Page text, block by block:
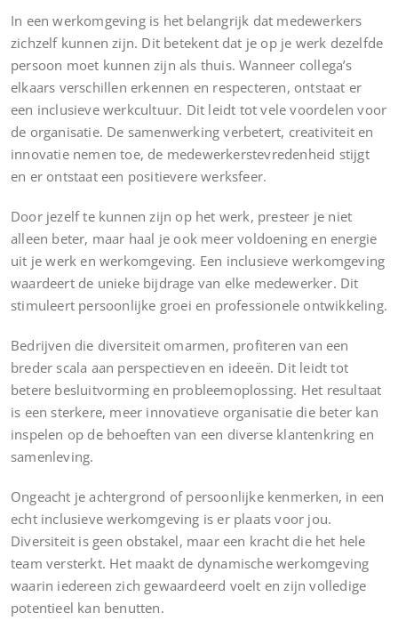
In een werkomgeving is het belangrijk dat medewerkers
zichzelf kunnen zijn. Dit betekent dat je op je werk dezelfde
persoon moet kunnen zijn als thuis. Wanneer collega’s
elkaars verschillen erkennen en respecteren, ontstaat er
een inclusieve werkcultuur. Dit leidt tot vele voordelen voor
de organisatie. De samenwerking verbetert, creativiteit en
innovatie nemen toe, de medewerkerstevredenheid stijgt
en er ontstaat een positievere werksfeer.
Door jezelf te kunnen zijn op het werk, presteer je niet
alleen beter, maar haal je ook meer voldoening en energie
uit je werk en werkomgeving. Een inclusieve werkomgeving
waardeert de unieke bijdrage van elke medewerker. Dit
stimuleert persoonlijke groei en professionele ontwikkeling.
Bedrijven die diversiteit omarmen, profiteren van een
breder scala aan perspectieven en ideeën. Dit leidt tot
betere besluitvorming en probleemoplossing. Het resultaat
is een sterkere, meer innovatieve organisatie die beter kan
inspelen op de behoeften van een diverse klantenkring en
samenleving.
Ongeacht je achtergrond of persoonlijke kenmerken, in een
echt inclusieve werkomgeving is er plaats voor jou.
Diversiteit is geen obstakel, maar een kracht die het hele
team versterkt. Het maakt de dynamische werkomgeving
waarin iedereen zich gewaardeerd voelt en zijn volledige
potentieel kan benutten.